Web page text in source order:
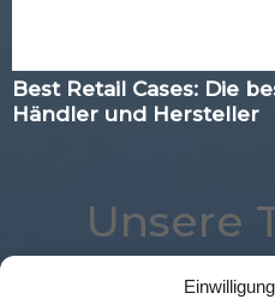
Best Retail Cases: Die
Händler und Hersteller
Unsere